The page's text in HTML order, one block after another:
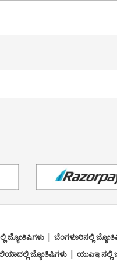
ಜ್ಯೋತಿಷಿಗಳು | ಬೆಂಗಳೂರಿನಲ್ಲಿ
ಜ್ಯೋತಿಷಿಗಳು | ಯುಎಇ ನಲ್ಲಿ